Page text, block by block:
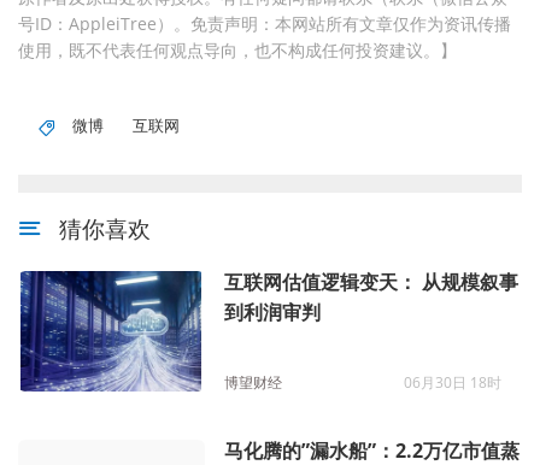
号ID：AppleiTree）。免责声明：本网站所有文章仅作为资讯传播
使用，既不代表任何观点导向，也不构成任何投资建议。】
微博 互联网
猜你喜欢
互联网估值逻辑变天： 从规模叙事
到利润审判
博望财经 06月30日 18时
马化腾的”漏水船”：2.2万亿市值蒸